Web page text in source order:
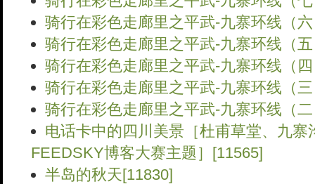
骑行在彩色走廊里之平武-九寨环线（
骑行在彩色走廊里之平武-九寨环线（
骑行在彩色走廊里之平武-九寨环线（
骑行在彩色走廊里之平武-九寨环线（
骑行在彩色走廊里之平武-九寨环线（
电话卡中的四川美景［杜甫草堂、九寨
FEEDSKY博客大赛主题］[11565]
半岛的秋天[11830]